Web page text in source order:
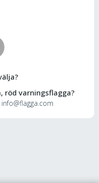
röd varningsflagga?
info@flagga.com